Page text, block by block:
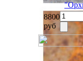
8800
руб